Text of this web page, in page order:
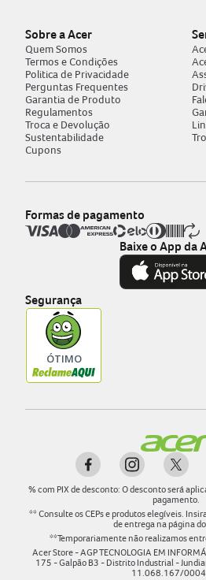
Sobre a Acer
Quem Somos
Termos e Condições
Politica de Privacidade
Perguntas Frequentes
Garantia de Produto
Regulamentos
Troca e Devolução
Sustentabilidade
Cupons
Formas de pagamento
Baixe o App da
Segurança
%com PIX de desconto: O desconto será
pagamento.
** Consulte os CEPs e produtos elegíveis.
de entrega na página
**Temporariamente não realizamos
Acer Store - AGP TECNOLOGIA EM
175 - Galpão B3 - Distrito Industrial -
11.068.167/